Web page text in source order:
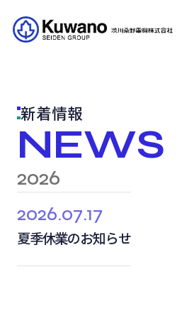
新着情報
NEWS
2026
2026.07.17
夏季休業のお知らせ